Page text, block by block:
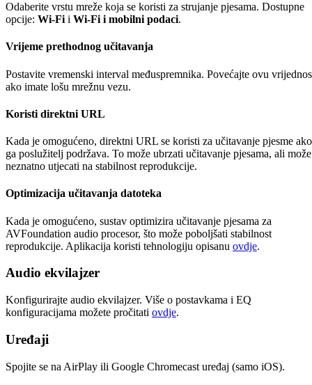
Odaberite vrstu mreže koja se koristi za strujanje pjesama. Dostupne
opcije: Wi-Fi i Wi-Fi i mobilni podaci.
Vrijeme prethodnog učitavanja
Postavite vremenski interval međuspremnika. Povećajte ovu
ako imate lošu mrežnu vezu.
Koristi direktni URL
Kada je omogućeno, direktni URL se koristi za učitavanje pjesme ako
ga poslužitelj podržava. To može ubrzati učitavanje pjesama, ali može
neznatno utjecati na stabilnost reprodukcije.
Optimizacija učitavanja datoteka
Kada je omogućeno, sustav optimizira učitavanje pjesama za
AVFoundation audio procesor, što može poboljšati stabilnost
reprodukcije. Aplikacija koristi tehnologiju opisanu ovdje.
Audio ekvilajzer
Konfigurirajte audio ekvilajzer. Više o postavkama i EQ
konfiguracijama možete pročitati ovdje.
Uređaji
Spojite se na AirPlay ili Google Chromecast uređaj (samo iOS).